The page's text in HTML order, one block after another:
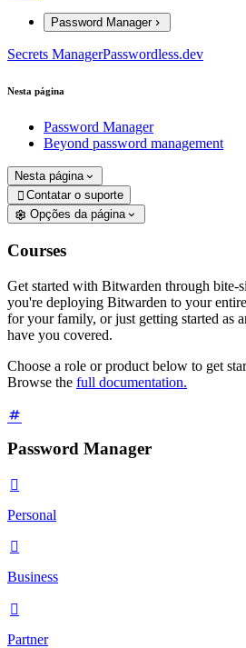
Password Manager
Secrets ManagerPasswordless.dev
Nesta página
Password Manager
Beyond password management
Nesta página
 Contatar o suporte
Opções da página
Courses
Get started with Bitwarden through bite-
you're deploying Bitwarden to your
for your family, or just getting started as
have you covered.
Choose a role or product below to get
Browse the full documentation.
Password Manager

Personal

Business

Partner